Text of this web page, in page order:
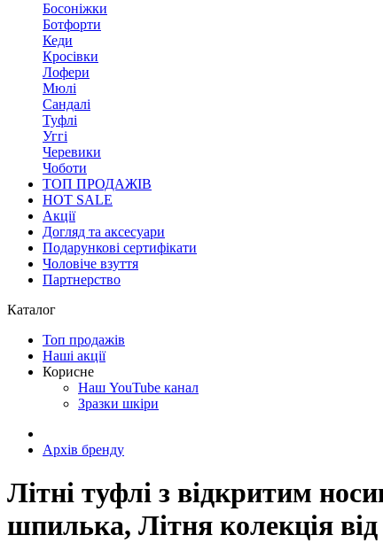
Босоніжки
Ботфорти
Кеди
Кросівки
Лофери
Мюлі
Сандалі
Туфлі
Уггі
Черевики
Чоботи
ТОП ПРОДАЖІВ
HOT SALE
Акції
Догляд та аксесуари
Подарункові сертифікати
Чоловіче взуття
Партнерство
Каталог
Топ продажів
Наші акції
Корисне
Наш YouTube канал
Зразки шкіри
Архів бренду
Літні туфлі з відкритим
шпилька, Літня колекція